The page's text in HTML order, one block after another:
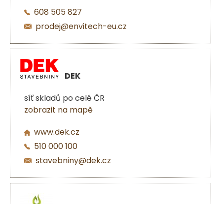
608 505 827
prodej@envitech-eu.cz
DEK
síť skladů po celé ČR
zobrazit na mapě
www.dek.cz
510 000 100
stavebniny@dek.cz